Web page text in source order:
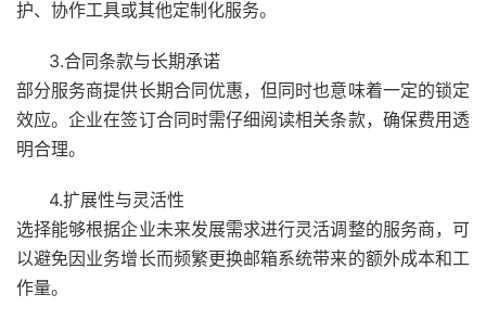
护、协作工具或其他定制化服务。
3.合同条款与长期承诺
部分服务商提供长期合同优惠，但同时也意味着一定的锁定
效应。企业在签订合同时需仔细阅读相关条款，确保费用透
明合理。
4.扩展性与灵活性
选择能够根据企业未来发展需求进行灵活调整的服务商，可
以避免因业务增长而频繁更换邮箱系统带来的额外成本和工
作量。